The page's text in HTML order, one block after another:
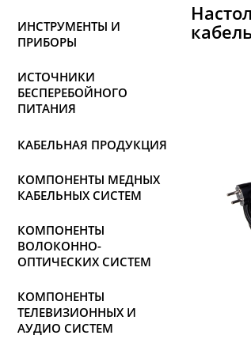
ИНСТРУМЕНТЫ И
ПРИБОРЫ
ИСТОЧНИКИ
БЕСПЕРЕБОЙНОГО
ПИТАНИЯ
КАБЕЛЬНАЯ ПРОДУКЦИЯ
КОМПОНЕНТЫ МЕДНЫХ
КАБЕЛЬНЫХ СИСТЕМ
КОМПОНЕНТЫ
ВОЛОКОННО-
ОПТИЧЕСКИХ СИСТЕМ
КОМПОНЕНТЫ
ТЕЛЕВИЗИОННЫХ И
АУДИО СИСТЕМ